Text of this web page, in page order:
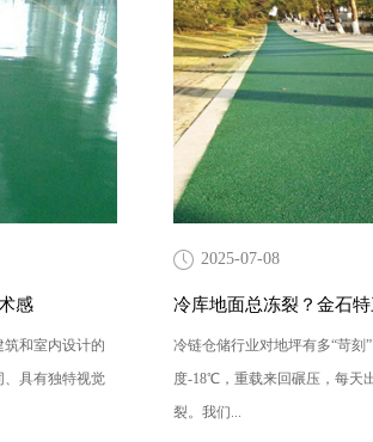
感
和室内设计的
、具有独特视觉
2025-07-08
冷库地面总冻裂？金石
冷链仓储行业对地坪有多“苛刻
度-18℃，重载来回碾压，每天
裂。我们...